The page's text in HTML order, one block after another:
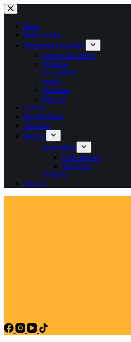
Saltar
al
contenido
Inicio
Institucional
Propuesta Educativa
Educación Inicial
Primaria
Secundaria
Inglés
Deportes
Pastoral
Galería
Inscripciones
Contacto
Ingreso
Secundaria
Ciclo Básico
2do Ciclo
Primaria
SIGED